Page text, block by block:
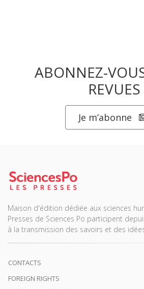
ABONNEZ-
REVUES
Je m’abonne
Maison d'édition dédiée aux sciences
Presses de Sciences Po participent
à la transmission des savoirs et des
CONTACTS
FOREIGN RIGHTS